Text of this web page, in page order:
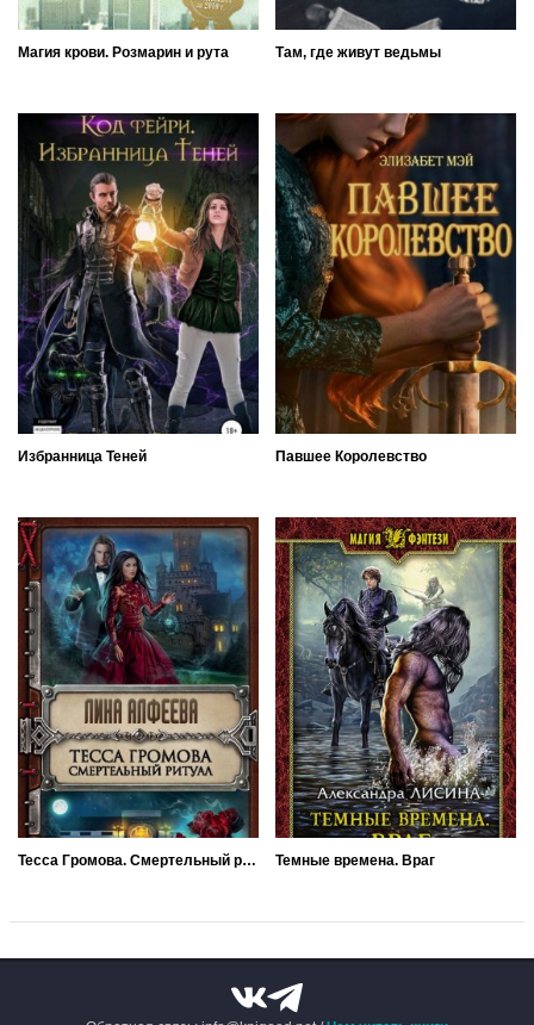
Магия крови. Розмарин и рута Там, где живут ведьмы
Избранница Теней Павшее Королевство
Тесса Громова. Смертельный ритуал Темные времена. Враг